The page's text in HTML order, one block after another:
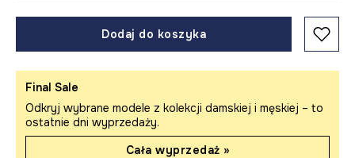
Dodaj do koszyka
Final Sale
Odkryj wybrane modele z kolekcji damskiej i męskiej – to
ostatnie dni wyprzedaży.
Cała wyprzedaż »